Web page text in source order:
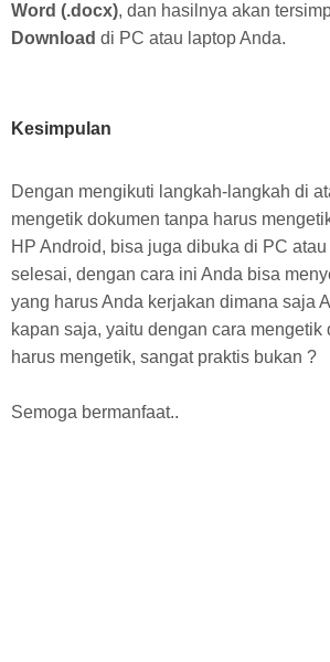
Word (.docx), dan hasilnya akan
Download di PC atau laptop Anda.
Kesimpulan
Dengan mengikuti langkah-langkah di
mengetik dokumen tanpa harus
HP Android, bisa juga dibuka di PC
selesai, dengan cara ini Anda bisa
yang harus Anda kerjakan dimana saja
kapan saja, yaitu dengan cara mengetik
harus mengetik, sangat praktis bukan ?
Semoga bermanfaat..